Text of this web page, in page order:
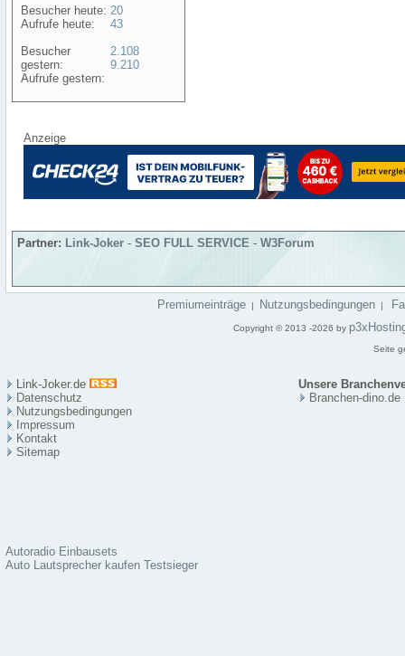
Besucher heute:
Aufrufe heute:
Besucher
gestern:
Aufrufe gestern:
20
43
2.108
9.210
Anzeige
Partner: Link-Joker - SEO FULL SERVICE - W3Forum
Premiumeinträge | Nutzungsbedingungen |
Copyright © 2013 -2026 by
Seite
Link-Joker.de
Unsere
Datenschutz
Nutzungsbedingungen
Impressum
Kontakt
Sitemap
Branchen-dino.de
Autoradio Einbausets
Auto Lautsprecher kaufen Testsieger